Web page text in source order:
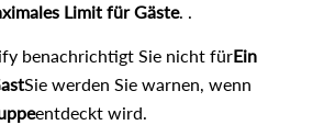
Limit für Gäste. .
benachrichtigt Sie nicht fürEin
Sie werden Sie warnen, wenn
entdeckt wird.